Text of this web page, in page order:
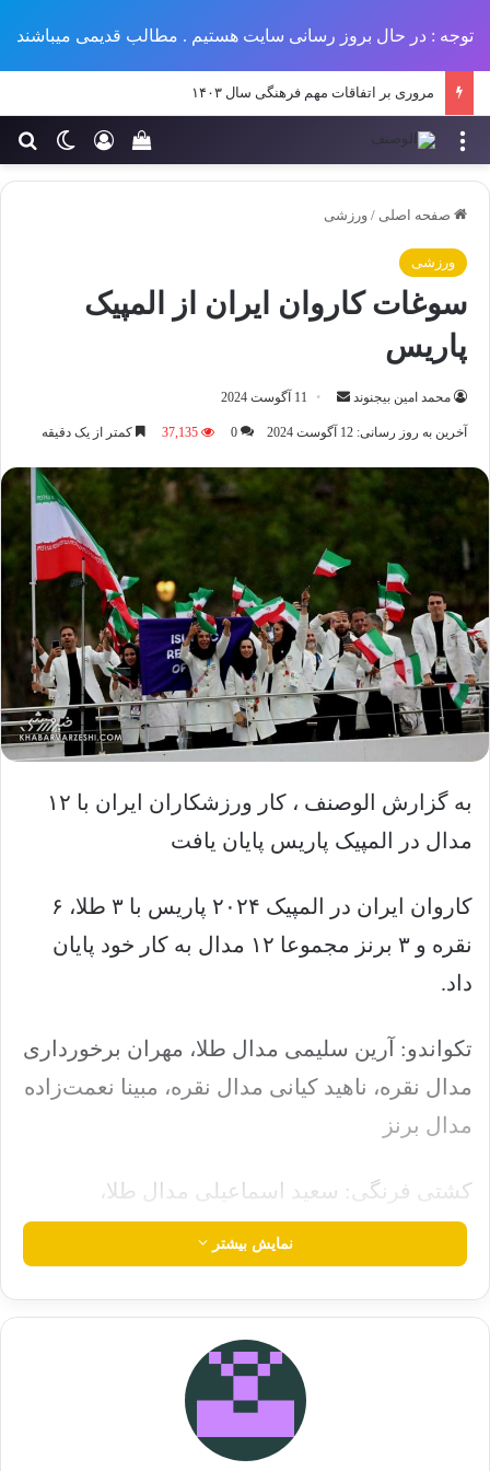
توجه : در حال بروز رسانی سایت هستیم . مطالب قدیمی میباشند
مروری بر اتفاقات مهم فرهنگی سال ۱۴۰۳
تغییر ورود
سبد خرید خود را منو
صفحه اصلی / ورزشی
ورزشی
سوغات کاروان ایران از المپیک
پاریس
محمد امین بیجنوند
ارسال
ایمیل
11 آگوست 2024
آخرین به روز رسانی: 12 آگوست 2024 0
37,135 کمتر از یک دقیقه
به گزارش الوصنف ، کار ورزشکاران ایران با ۱۲
مدال در المپیک پاریس پایان یافت
کاروان ایران در المپیک ۲۰۲۴ پاریس با ۳ طلا، ۶
نقره و ۳ برنز مجموعا ۱۲ مدال به کار خود پایان
داد.
تکواندو: آرین سلیمی مدال طلا، مهران برخورداری
مدال نقره، ناهید کیانی مدال نقره، مبینا نعمت‌زاده
مدال برنز
کشتی فرنگی: سعید اسماعیلی مدال طلا،
محمدهادی ساروی مدال طلا، علیرضا مهمدی مدال
نقره، امین میرزازاده مدال برنز
جواز صعود پرسپولیس به روز آخر
کشیده شد
نمایش بیشتر